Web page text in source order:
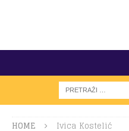
HOME Ivica Kostelić